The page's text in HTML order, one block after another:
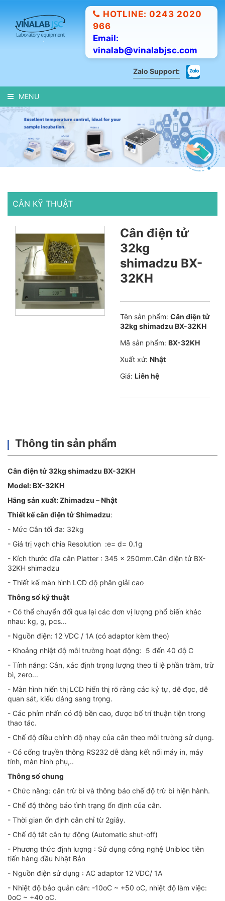
HOTLINE: 0243 2020
966
Email:
vinalab@vinalabjsc.com
Zalo Support:
MENU
CÂN KỸ THUẬT
Cân điện tử
32kg
shimadzu BX-
32KH
Tên sản phẩm: Cân điện tử
32kg shimadzu BX-32KH
Mã sản phẩm: BX-32KH
Xuất xứ: Nhật
Giá: Liên hệ
Thông tin sản phẩm
Cân điện tử 32kg shimadzu BX-32KH
Model: BX-32KH
Hãng sản xuất: Zhimadzu – Nhật
Thiết kế cân điện tử Shimadzu:
- Mức Cân tối đa: 32kg
- Giá trị vạch chia Resolution :e= d= 0.1g
- Kích thước đĩa cân Platter : 345 x 250mm.Cân điện tử BX-
32KH shimadzu
- Thiết kế màn hình LCD độ phân giải cao
Thông số kỹ thuật
- Có thể chuyển đổi qua lại các đơn vị lượng phổ biến khác
nhau: kg, g, pcs...
- Nguồn điện: 12 VDC / 1A (có adaptor kèm theo)
- Khoảng nhiệt độ môi trường hoạt động: 5 đến 40 độ C
- Tính năng: Cân, xác định trọng lượng theo tỉ lệ phần trăm, trừ
bì, zero...
- Màn hình hiển thị LCD hiển thị rõ ràng các ký tự, dễ đọc, dễ
quan sát, kiểu dáng sang trọng.
- Các phím nhấn có độ bền cao, được bố trí thuận tiện trong
thao tác.
- Chế độ điều chỉnh độ nhạy của cân theo môi trường sử dụng.
- Có cổng truyền thông RS232 dễ dàng kết nối máy in, máy
tính, màn hình phụ,..
Thông số chung
- Chức năng: cân trừ bì và thông báo chế độ trừ bì hiện hành.
- Chế độ thông báo tình trạng ổn định của cân.
- Thời gian ổn định cân chỉ từ 2giây.
- Chế độ tắt cân tự động (Automatic shut-off)
- Phương thức định lượng : Sử dụng công nghệ Unibloc tiên
tiến hàng đầu Nhật Bản
- Nguồn điện sử dụng : AC adaptor 12 VDC/ 1A
- Nhiệt độ bảo quản cân: -10oC ~ +50 oC, nhiệt độ làm việc:
0oC ~ +40 oC.